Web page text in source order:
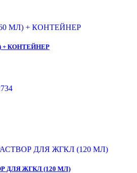
+ КОНТЕЙНЕР
ДЛЯ ЖГКЛ (120 МЛ)